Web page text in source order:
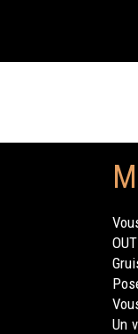
Un